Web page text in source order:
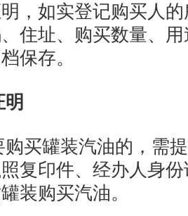
，如实登记购买人
住址、购买数量、
保存。
买罐装汽油的，需
复印件、经办人身
装购买汽油。